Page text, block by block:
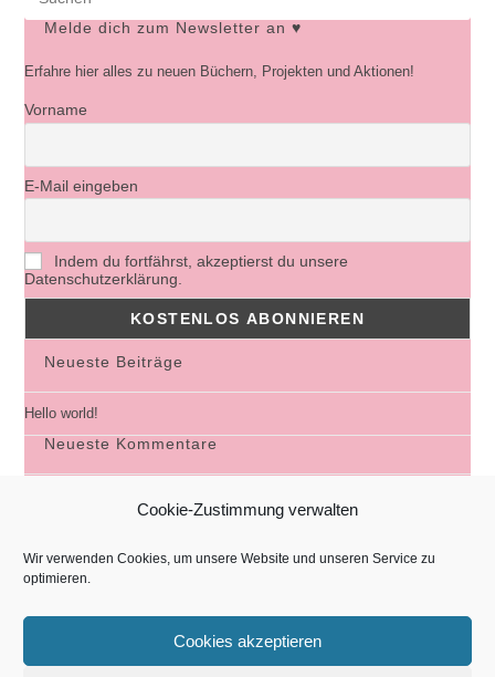
Cookie-Zustimmung verwalten
Wir verwenden Cookies, um unsere Website und unseren Service zu
optimieren.
Cookies akzeptieren
Melde dich zum Newsletter an ♥
Erfahre hier alles zu neuen Büchern, Projekten und Aktionen!
Vorname
E-Mail eingeben
Indem du fortfährst, akzeptierst du unsere
Datenschutzerklärung.
Neueste Beiträge
Hello world!
Neueste Kommentare